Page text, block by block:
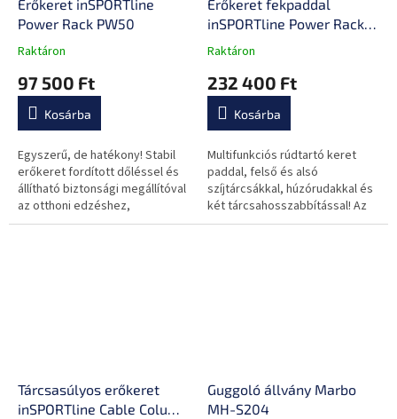
Erőkeret inSPORTline
Power Rack PW50
A
átlagos
értékelése
0,0
csillag.
Raktáron
97 500 Ft
Kosárba
Egyszerű, de hatékony! Stabil
erőkeret fordított dőléssel és
állítható biztonsági megállítóval
az otthoni edzéshez,
préspaddal is használhatod.
Erőkeret fekpaddal
inSPORTline Power Rack
PW60
A
átlagos
értékelése
0,0
csillag.
Raktáron
232 400 Ft
Kosárba
Multifunkciós rúdtartó keret
paddal, felső és alsó
szíjtárcsákkal, húzórudakkal és
két tárcsahosszabbítással! Az
állítható pad és az ellenállás
Tárcsasúlyos erőkeret
inSPORTline Cable Column
Guggoló állvány Marbo
MH-S204